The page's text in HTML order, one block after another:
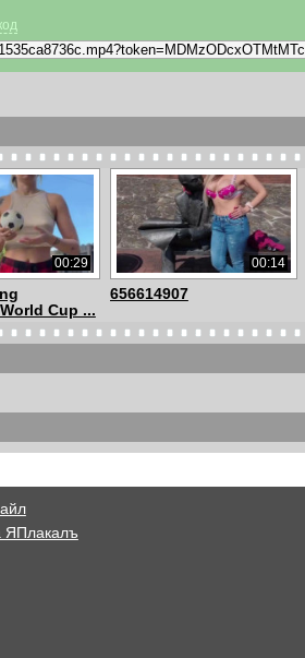
00:29
Cup ...
00:14
656614907
00:10 00:11
6548140963
ЯПлакалъ